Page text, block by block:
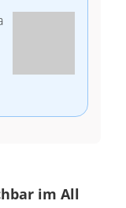
im All